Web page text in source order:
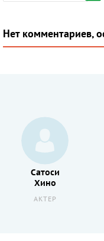
Нет комментариев,
Сатоси
Хино
АКТЕР